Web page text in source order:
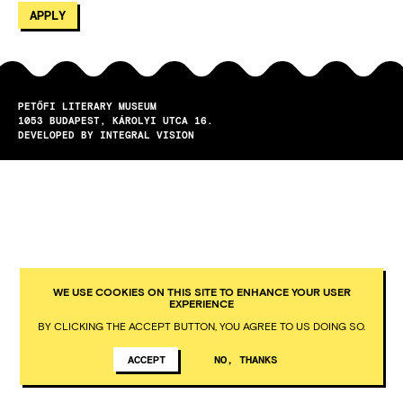
PETŐFI LITERARY MUSEUM
1053
BUDAPEST
KÁROLYI UTCA 16.
DEVELOPED BY INTEGRAL VISION
WE USE COOKIES ON THIS SITE TO ENHANCE YOUR USER
EXPERIENCE
BY CLICKING THE ACCEPT BUTTON, YOU AGREE TO US DOING SO.
ACCEPT NO, THANKS